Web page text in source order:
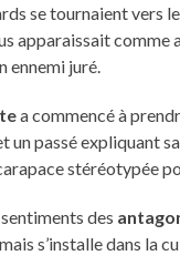
se tournaient vers
apparaissait
ennemi juré.
a commencé à
un passé expliquant
stéréotypée
des
s’installe dans la